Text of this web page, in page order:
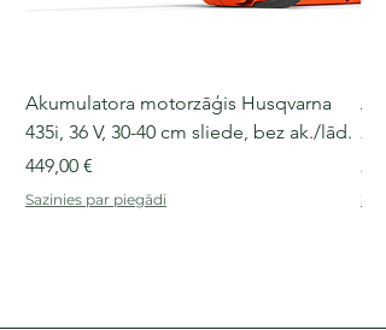
Akumulatora motorzāģis Husqvarna
435i, 36 V, 30-40 cm sliede, bez ak./lād.
Cena
449,00 €
Sazinies par piegādi